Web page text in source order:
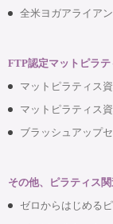
全米ヨガアライア
FTP認定マットピラ
マットピラティス
マットピラティス
ブラッシュアップ
その他、ピラティス
ゼロからはじめる